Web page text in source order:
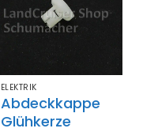
Zum
Merkzettel
hinzufügen
ELEKTRIK
Abdeckkappe
Glühkerze